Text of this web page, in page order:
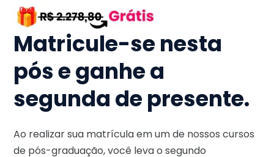
Matricule-se nesta
pós e ganhe a
segunda de presente.
Ao realizar sua matrícula em um de nossos cursos
de pós-graduação, você leva o segundo